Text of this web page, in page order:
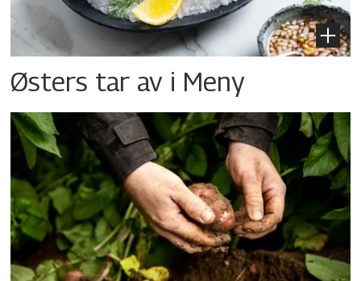
Østers tar av i Meny